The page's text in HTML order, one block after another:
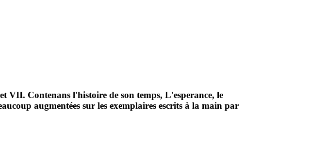
VII. Contenans l'histoire de son temps, L'esperance, le
augmentées sur les exemplaires escrits à la main par